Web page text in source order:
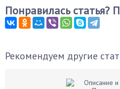
Понравилась статья?
Рекомендуем другие